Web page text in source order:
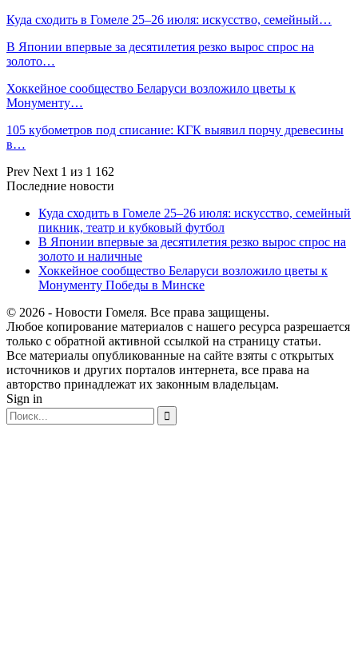
Куда сходить в Гомеле 25–26 июля: искусство, семейный…
В Японии впервые за десятилетия резко вырос спрос на
золото…
Хоккейное сообщество Беларуси возложило цветы к
Монументу…
105 кубометров под списание: КГК выявил порчу древесины
в…
Prev Next 1 из 1 162
Последние новости
Куда сходить в Гомеле 25–26 июля: искусство, семейный
пикник, театр и кубковый футбол
В Японии впервые за десятилетия резко вырос спрос на
золото и наличные
Хоккейное сообщество Беларуси возложило цветы к
Монументу Победы в Минске
© 2026 - Новости Гомеля. Все права защищены.
Любое копирование материалов с нашего ресурса разрешается
только с обратной активной ссылкой на страницу статьи.
Все материалы опубликованные на сайте взяты с открытых
источников и других порталов интернета, все права на
авторство принадлежат их законным владельцам.
Sign in